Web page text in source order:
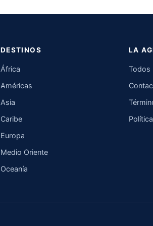
DESTINOS
África
Américas
Asia
Caribe
Europa
Medio Oriente
Oceanía
LA
Todos